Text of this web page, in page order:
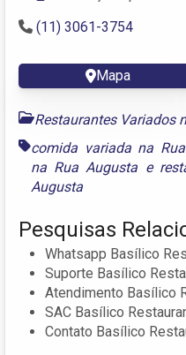
(11) 3061-3754
Mapa
Restaurantes Variados
comida variada na
na Rua Augusta e
Augusta
Pesquisas
Whatsapp Basílico
Suporte Basílico
Atendimento Basílico
SAC Basílico
Contato Basílico